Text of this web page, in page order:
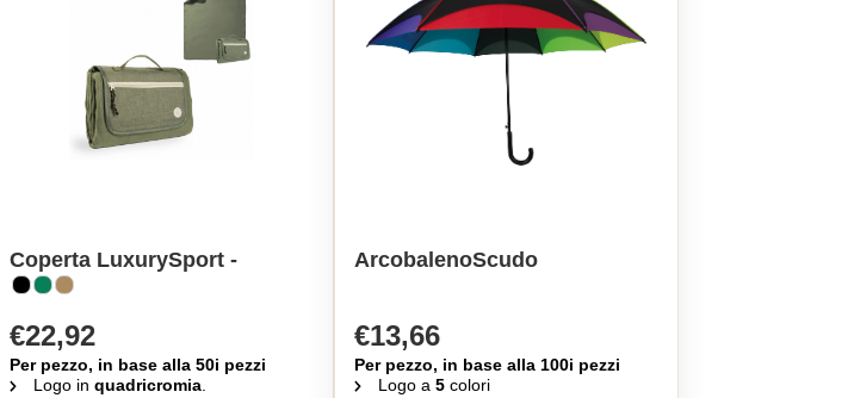
Coperta LuxurySport -
€22,92
Per pezzo, in base alla 50i pezzi
Logo in quadricromia.
ArcobalenoScudo
€13,66
Per pezzo, in base alla 100i pezzi
Logo a 5colori